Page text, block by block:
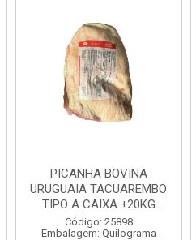
PICANHA BOVINA
URUGUAIA TACUAREMBO
TIPO A CAIXA ±20KG
PEÇAS ...
Código: 25898
Embalagem: Quilograma